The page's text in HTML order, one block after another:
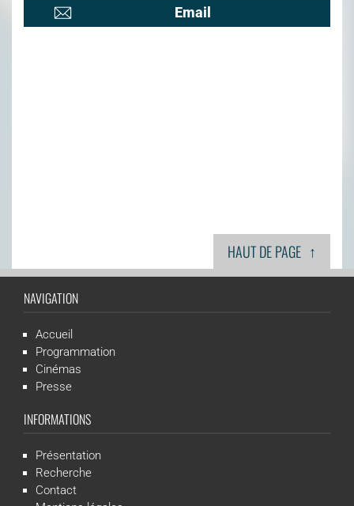
Email
HAUT DE PAGE ↑
NAVIGATION
Accueil
Programmation
Cinémas
Presse
INFORMATIONS
Présentation
Recherche
Contact